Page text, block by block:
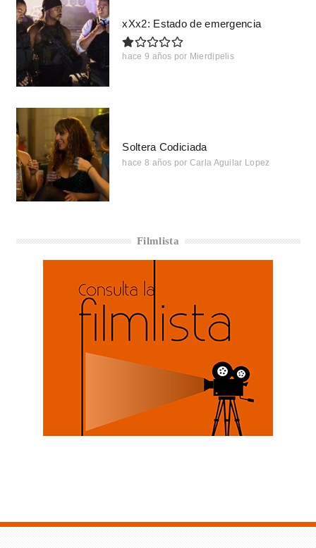
xXx2: Estado de emergencia
hace 9 años por Mierdipelis
Soltera Codiciada
hace 8 años por Carla Aguilar Lopez
Filmlista